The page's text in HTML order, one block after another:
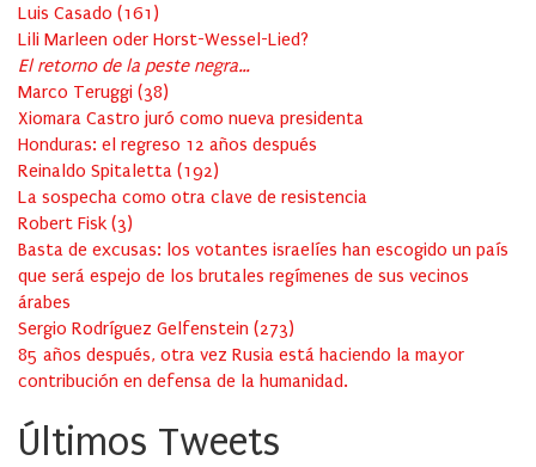
Luis Casado (161 )
Lili Marleen oder Horst-Wessel-Lied?
El retorno de la peste negra…
Marco Teruggi (38)
Xiomara Castro juró como nueva presidenta
Honduras: el regreso 12 años después
Reinaldo Spitaletta (192)
La sospecha como otra clave de resistencia
Robert Fisk (3)
Basta de excusas: los votantes israelíes han escogido un país
que será espejo de los brutales regímenes de sus vecinos
árabes
Sergio Rodríguez Gelfenstein (273)
85 años después, otra vez Rusia está haciendo la mayor
contribución en defensa de la humanidad.
Últimos Tweets